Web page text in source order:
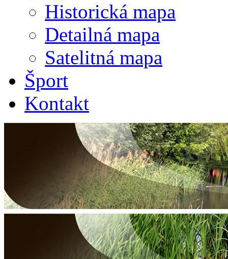
Historická mapa
Detailná mapa
Satelitná mapa
Šport
Kontakt